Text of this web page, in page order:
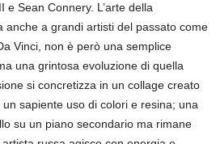
Sean Connery. L’arte della
anche a grandi artisti del passato come
Vinci, non è però una semplice
una grintosa evoluzione di quella
si concretizza in un collage creato
sapiente uso di colori e resina; una
su un piano secondario ma rimane